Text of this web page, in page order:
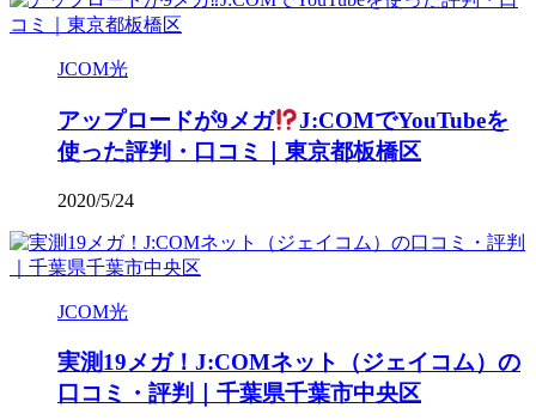
JCOM光
アップロードが9メガ
J:COMでYouTubeを
使った評判・口コミ｜東京都板橋区
2020/5/24
JCOM光
実測19メガ！J:COMネット（ジェイコム）の
口コミ・評判｜千葉県千葉市中央区